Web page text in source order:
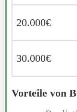
20.000€
30.000€
Vorteile von